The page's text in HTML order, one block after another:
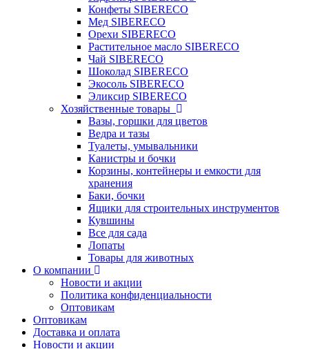
Конфеты SIBERECO
Мед SIBERECO
Орехи SIBERECO
Растительное масло SIBERECO
Чай SIBERECO
Шоколад SIBERECO
Экосоль SIBERECO
Эликсир SIBERECO
Хозяйственные товары
Вазы, горшки для цветов
Ведра и тазы
Туалеты, умывальники
Канистры и бочки
Корзины, контейнеры и емкости для
хранения
Баки, бочки
Ящики для строительных инструментов
Кувшины
Все для сада
Лопаты
Товары для животных
О компании
Новости и акции
Политика конфиденциальности
Оптовикам
Оптовикам
Доставка и оплата
Новости и акции